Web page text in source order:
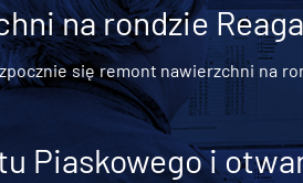
na rondzie
się remont nawierzchni na
Piaskowego i